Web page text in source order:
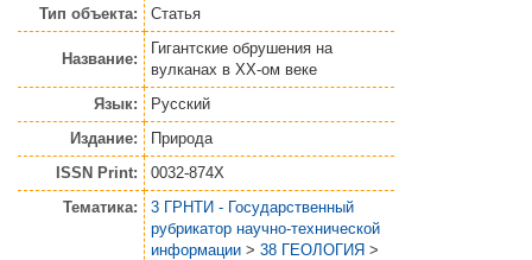
Тип объекта: Статья
Название:
Гигантские обрушения на
вулканах в XX-ом веке
Язык:
Русский
Издание:
Природа
ISSN Print:
0032-874X
Тематика:
3 ГРНТИ - Государственный
рубрикатор научно-технической
информации > 38 ГЕОЛОГИЯ >